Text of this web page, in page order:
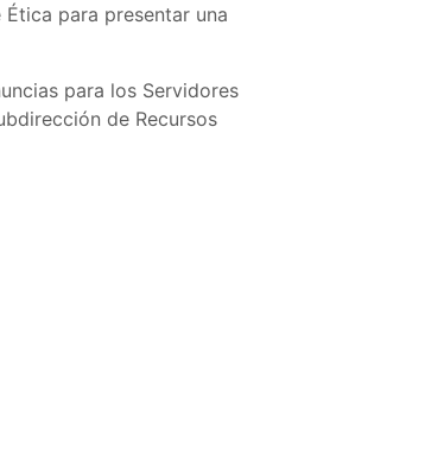
para presentar una
para los Servidores
de Recursos